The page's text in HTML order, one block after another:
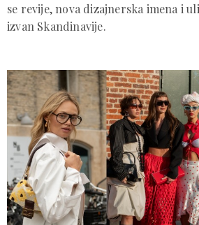
se revije, nova dizajnerska imena i
izvan Skandinavije.